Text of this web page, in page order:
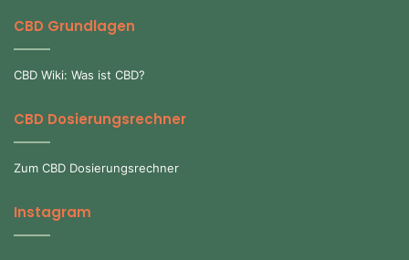
CBD Grundlagen
CBD Wiki: Was ist CBD?
CBD Dosierungsrechner
Zum CBD Dosierungsrechner
Instagram